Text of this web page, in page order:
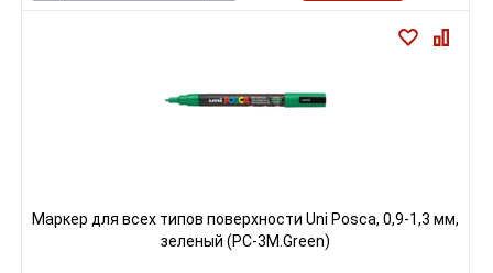
Маркер для всех типов поверхности Uni Posca, 0,9-1,3 мм,
зеленый (PC-3M.Green)